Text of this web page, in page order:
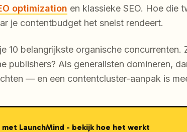
optimization en klassieke SEO. Hoe die
je contentbudget het snelst rendeert.
10 belangrijkste organische concurrenten.
publishers? Als generalisten domineren,
— en een contentcluster-aanpak is
LaunchMind - bekijk hoe het werkt